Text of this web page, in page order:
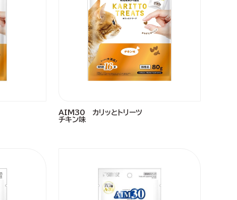
AIM30 カリッとトリーツ
チキン味